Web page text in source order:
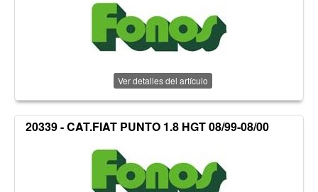
Ver detalles del artículo
20339 - CAT.FIAT PUNTO 1.8 HGT 08/99-08/00